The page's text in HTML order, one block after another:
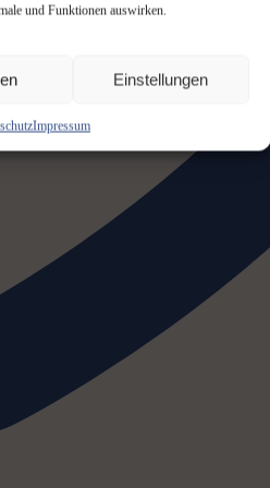
und Funktionen auswirken.
Einstellungen
Impressum